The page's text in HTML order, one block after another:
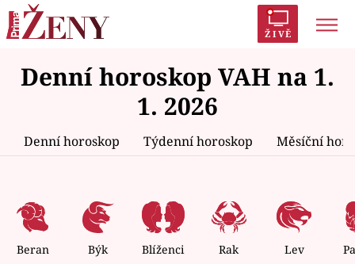
ŽIVĚ
Trendy: Polabí Inspekce Prostřeno!
AYTO?
Zrádci Proměny
Témata
Celebrity
Denní horoskop VAH na 1.
1. 2026
Denní horoskop Týdenní horoskop Měsíční
Beran Býk Blíženci Rak Lev